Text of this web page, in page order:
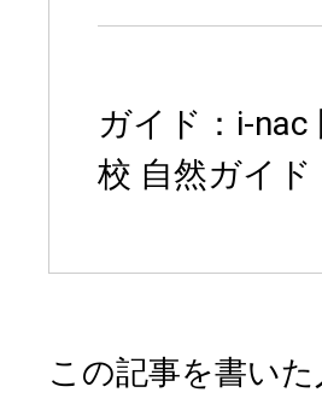
ガイド：i-
校 自然ガイ
この記事を書いた